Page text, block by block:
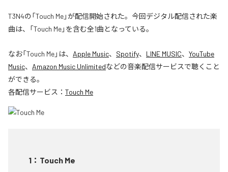
T3N4の「Touch Me」が配信開始された。今回デジタル配信された楽
曲は、「Touch Me」を含む全1曲となっている。
なお「Touch Me」は、 Apple Music、 Spotify、 LINE MUSIC、 YouTube
Music、 Amazon Music Unlimitedなどの音楽配信サービスで聴くこと
ができる。
各配信サービス： Touch Me
1 ： Touch Me